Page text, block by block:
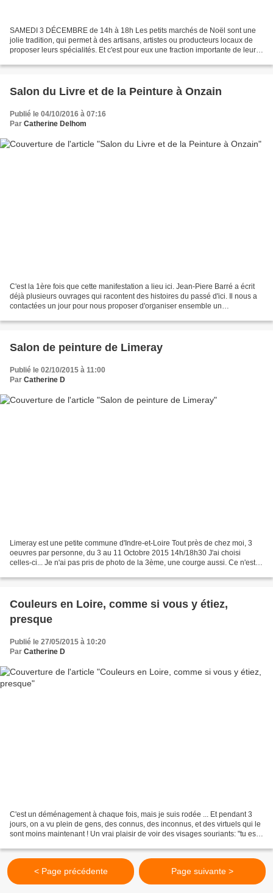
SAMEDI 3 DÉCEMBRE de 14h à 18h Les petits marchés de Noël sont une
jolie tradition, qui permet à des artisans, artistes ou producteurs locaux de
proposer leurs spécialités. Et c'est pour eux une fraction importante de leur
Salon du Livre et de la Peinture à Onzain
Publié le 04/10/2016 à 07:16
Par Catherine Delhom
C'est la 1ère fois que cette manifestation a lieu ici. Jean-Piere Barré a écrit
déjà plusieurs ouvrages qui racontent des histoires du passé d'ici. Il nous a
contactées un jour pour nous proposer d'organiser ensemble un
Salon de peinture de Limeray
Publié le 02/10/2015 à 11:00
Par Catherine D
Limeray est une petite commune d'Indre-et-Loire Tout près de chez moi, 3
oeuvres par personne, du 3 au 11 Octobre 2015 14h/18h30 J'ai choisi
celles-ci... Je n'ai pas pris de photo de la 3ème, une courge aussi. Ce n'est
Couleurs en Loire, comme si vous y étiez,
presque
Publié le 27/05/2015 à 10:20
Par Catherine D
C'est un déménagement à chaque fois, mais je suis rodée ... Et pendant 3
jours, on a vu plein de gens, des connus, des inconnus, et des virtuels qui le
sont moins maintenant ! Un vrai plaisir de voir des visages souriants: "tu es...
< Page précédente Page suivante >